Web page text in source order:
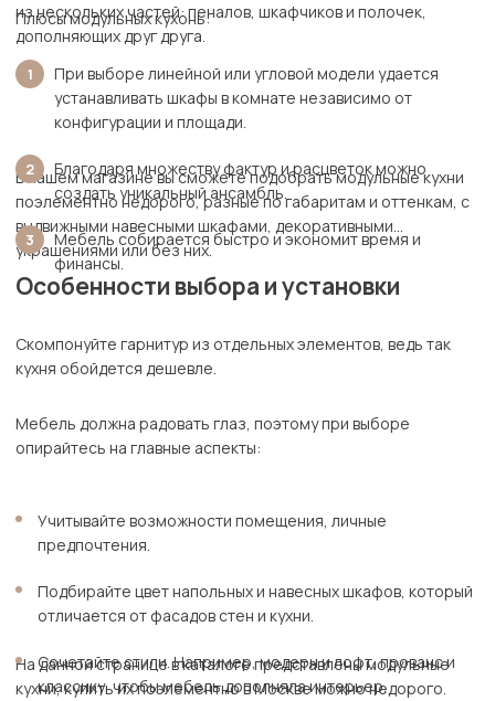
из нескольких частей: пеналов, шкафчиков и полочек,
дополняющих друг друга.
Плюсы модульных кухонь:
При выборе линейной или угловой модели удается
устанавливать шкафы в комнате независимо от
конфигурации и площади.
Благодаря множеству фактур и расцветок можно
создать уникальный ансамбль.
Мебель собирается быстро и экономит время и
финансы.
В нашем магазине вы сможете подобрать модульные кухни
поэлементно недорого, разные по габаритам и оттенкам, с
выдвижными навесными шкафами, декоративными
украшениями или без них.
Особенности выбора и установки
Скомпонуйте гарнитур из отдельных элементов, ведь так
кухня обойдется дешевле.
Мебель должна радовать глаз, поэтому при выборе
опирайтесь на главные аспекты:
Учитывайте возможности помещения, личные
предпочтения.
Подбирайте цвет напольных и навесных шкафов, который
отличается от фасадов стен и кухни.
Сочетайте стили. Например, модерн и лофт, прованс и
классику, чтобы мебель дополняла интерьер.
На данной странице в каталоге представлены модульные
кухни, купить их поэлементно в Москве можно недорого.